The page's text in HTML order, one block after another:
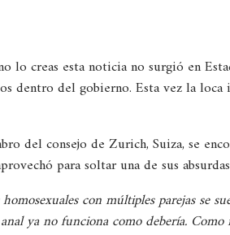
lo creas esta noticia no surgió en
dentro del gobierno. Esta vez la
del consejo de Zurich, Suiza, se
para soltar una de sus
homosexuales con múltiples parejas se
ya no funciona como debería. Como